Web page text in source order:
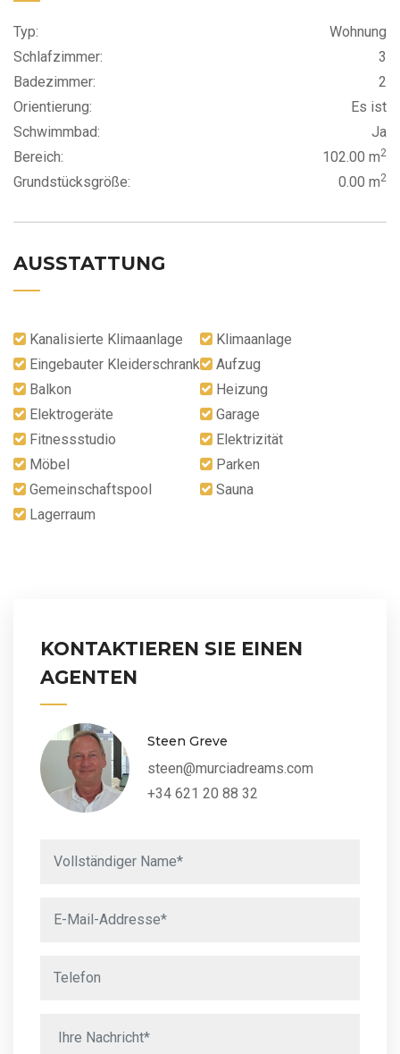
Typ:
Wohnung
Schlafzimmer:
3
Badezimmer:
2
Orientierung:
Es ist
Schwimmbad:
Ja
Bereich:
102.00 m2
Grundstücksgröße: 0.00 m2
AUSSTATTUNG
Kanalisierte Klimaanlage
Klimaanlage
Eingebauter Kleiderschrank
Aufzug
Balkon
Heizung
Elektrogeräte
Garage
Fitnessstudio
Elektrizität
Möbel
Parken
Gemeinschaftspool
Sauna
Lagerraum
KONTAKTIEREN SIE EINEN
AGENTEN
Steen Greve
steen@murciadreams.com
+34 621 20 88 32